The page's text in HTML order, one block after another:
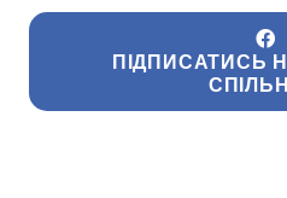
ПІДПИСАТИСЬ